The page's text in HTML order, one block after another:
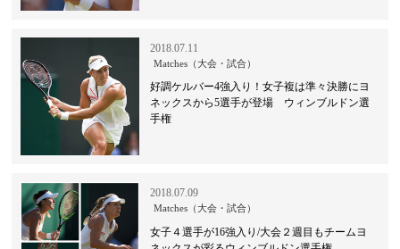
2018.07.11
Matches（大会・試合）
好調ケルバー4強入り！女子複は準々決勝にヨ
ネックスから5選手が登場 ウィンブルドン選
手権
2018.07.09
Matches（大会・試合）
女子４選手が16強入り/大会２週目もチームヨ